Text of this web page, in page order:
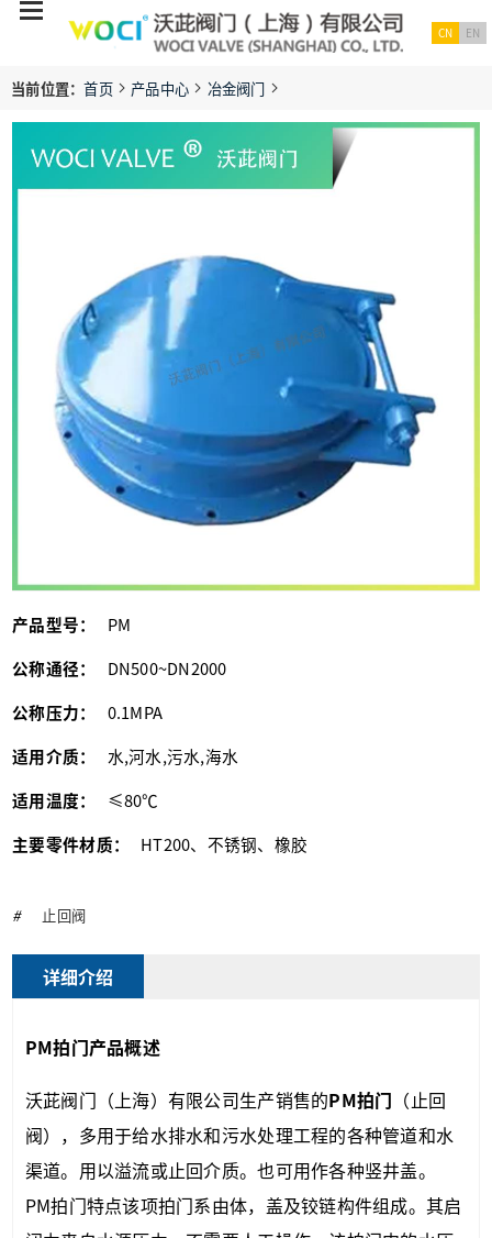
CN EN
当前位置：首页 产品中心 冶金阀门
产品型号：
PM
公称通径：
DN500~DN2000
公称压力：
0.1MPA
适用介质：
水,河水,污水,海水
适用温度：
≤80℃
主要零件材质：
HT200、不锈钢、橡胶
# 止回阀
详细介绍
PM拍门产品概述
沃茈阀门（上海）有限公司生产销售的PM拍门 （止回
阀），多用于给水排水和污水处理工程的各种管道和水
渠道。用以溢流或止回介质。也可用作各种竖井盖。
PM拍门特点该项拍门系由体，盖及铰链构件组成。其启